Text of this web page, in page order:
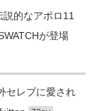
的なアポロ11
が登場
セレブに愛され